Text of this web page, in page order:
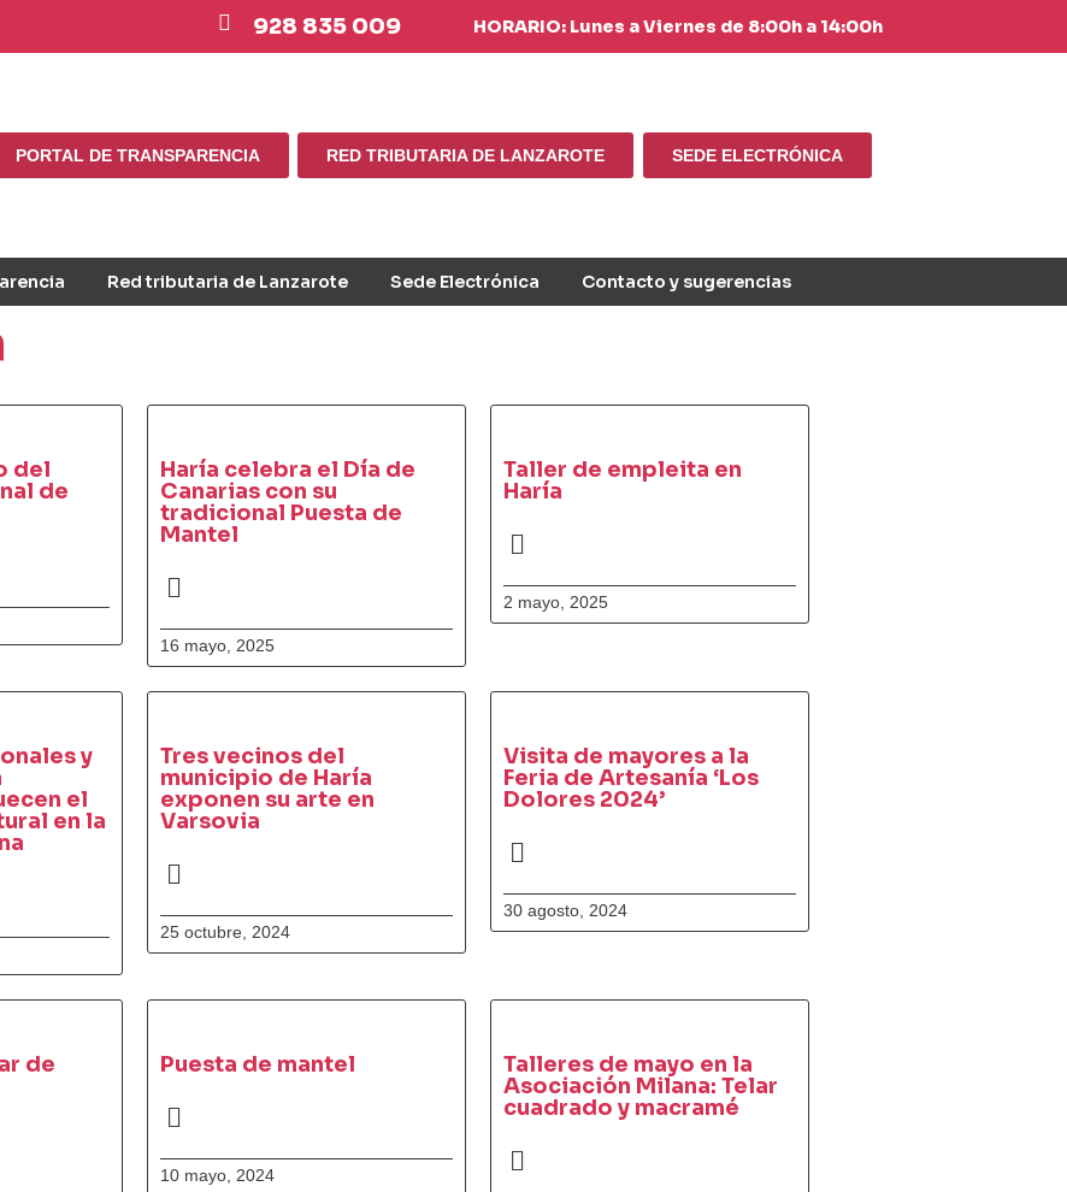
928 835 009 HORARIO: Lunes a Viernes de 8:00h a 14:00h
PORTAL DE TRANSPARENCIA RED TRIBUTARIA DE LANZAROTE SEDE ELECTRÓNICA
Red tributaria de Lanzarote Sede Electrónica Contacto y sugerencias
del
de
Haría celebra el Día de
Canarias con su
tradicional Puesta de
Mantel
16 mayo, 2025
Taller de empleita en
Haría
2 mayo, 2025
y
el
en la
Tres vecinos del
municipio de Haría
exponen su arte en
Varsovia
25 octubre, 2024
Visita de mayores a la
Feria de Artesanía ‘Los
Dolores 2024’
30 agosto, 2024
de
Puesta de mantel
10 mayo, 2024
Talleres de mayo en la
Asociación Milana: Telar
cuadrado y macramé